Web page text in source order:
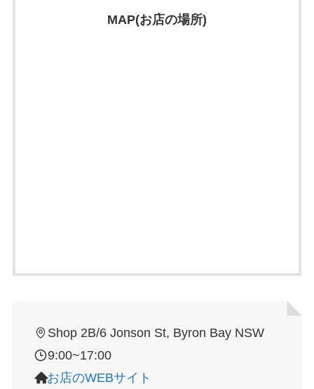
MAP(お店の場所)
Shop 2B/6 Jonson St, Byron Bay NSW
9:00~17:00
お店のWEBサイト